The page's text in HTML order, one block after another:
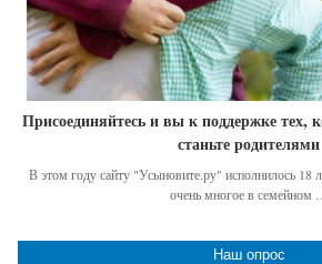
Присоединяйтесь и вы к поддержке тех,
станьте родителями
В этом году сайту "Усыновите.ру" исполнилось 18
очень многое в семейном …
Наш опрос